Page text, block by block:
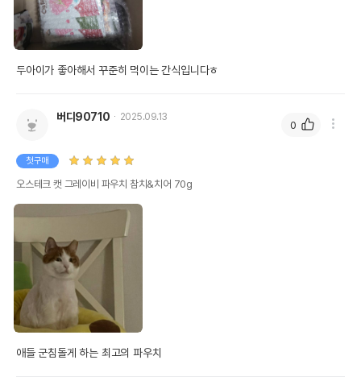
두아이가 좋아해서 꾸준히 먹이는 간식입니다ㅎ
버디90710 2025.09.13
첫구매
오스테크 캣 그레이비 파우치 참치&치어 70g
애들 군침돌게 하는 최고의 파우치
0